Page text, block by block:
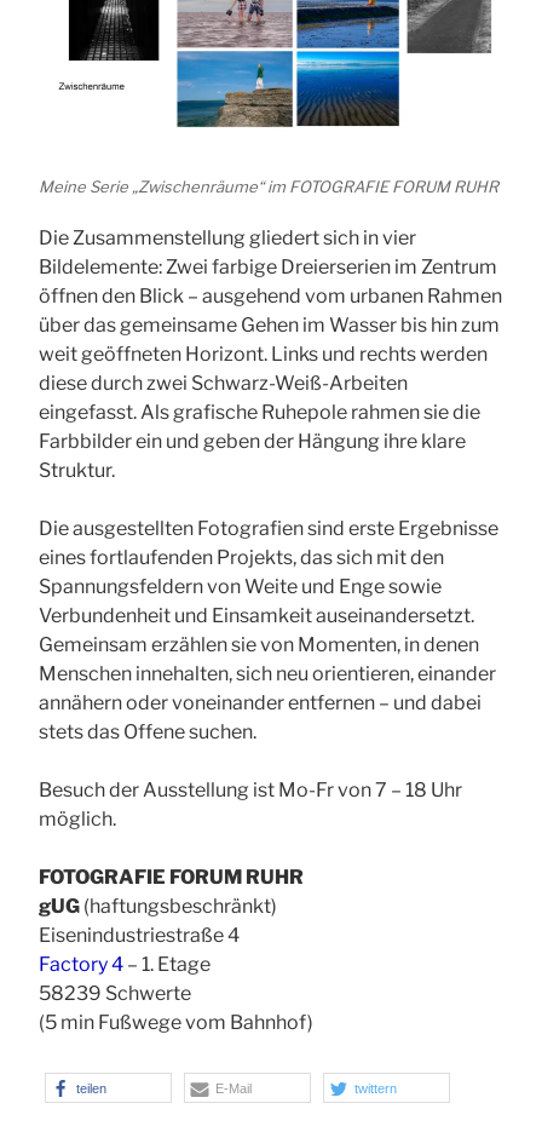
Meine Serie „Zwischenräume“ im FOTOGRAFIE FORUM RUHR
Die Zusammenstellung gliedert sich in vier
Bildelemente: Zwei farbige Dreierserien im Zentrum
öffnen den Blick – ausgehend vom urbanen Rahmen
über das gemeinsame Gehen im Wasser bis hin zum
weit geöffneten Horizont. Links und rechts werden
diese durch zwei Schwarz-Weiß-Arbeiten
eingefasst. Als grafische Ruhepole rahmen sie die
Farbbilder ein und geben der Hängung ihre klare
Struktur.
Die ausgestellten Fotografien sind erste Ergebnisse
eines fortlaufenden Projekts, das sich mit den
Spannungsfeldern von Weite und Enge sowie
Verbundenheit und Einsamkeit auseinandersetzt.
Gemeinsam erzählen sie von Momenten, in denen
Menschen innehalten, sich neu orientieren, einander
annähern oder voneinander entfernen – und dabei
stets das Offene suchen.
Besuch der Ausstellung ist Mo-Fr von 7 – 18 Uhr
möglich.
FOTOGRAFIE FORUM RUHR
gUG (haftungsbeschränkt)
Eisenindustriestraße 4
Factory 4 – 1. Etage
58239 Schwerte
(5 min Fußwege vom Bahnhof)
teilen E-Mail twittern